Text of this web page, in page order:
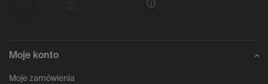
Moje konto
Moje zamówienia